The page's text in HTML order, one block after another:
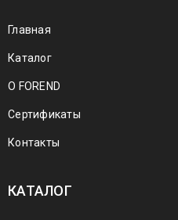
Главная
Каталог
О FOREND
Сертификаты
Контакты
КАТАЛОГ